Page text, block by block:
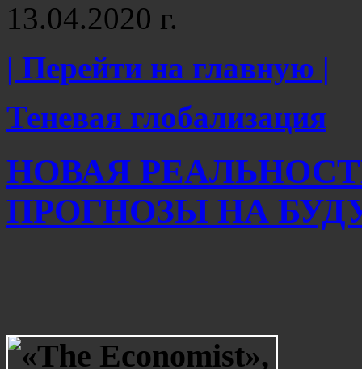
13.04.2020 г.
| Перейти на главную |
Теневая глобализация
НОВАЯ
ПРОГНОЗЫ НА